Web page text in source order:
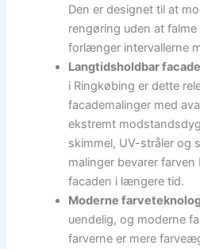
Den er designet til at
rengøring uden at
forlænger intervallerne
Langtidsholdbar
i Ringkøbing er dette
facademalinger med
ekstremt
skimmel, UV-stråler og
malinger bevarer
facaden i længere tid.
Moderne
uendelig, og moderne
farverne er mere